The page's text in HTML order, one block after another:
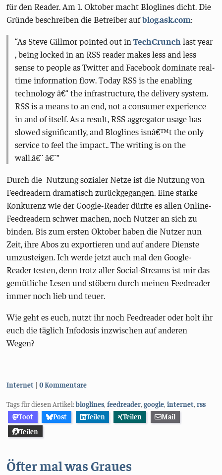
für den Reader. Am 1. Oktober macht Bloglines dicht. Die
Gründe beschreiben die Betreiber aufblog.ask.com:
As Steve Gillmor pointed out inTechCrunch last year
, being locked in an RSS reader makes less and less
sense to people as Twitter and Facebook dominate real-
time information flow. Today RSS is the enabling
technology â€“ the infrastructure, the delivery system.
RSS is a means to an end, not a consumer experience
in and of itself. As a result, RSS aggregator usage has
slowed significantly, and Bloglines isnâ€™t the only
service to feel the impact.. The writing is on the
wall.â€¨ â€¨
Durch die Nutzung sozialer Netze ist die Nutzung von
Feedreadern dramatisch zurückgegangen. Eine starke
Konkurenz wie der Google-Reader dürfte es allen Online-
Feedreadern schwer machen, noch Nutzer an sich zu
binden. Bis zum ersten Oktober haben die Nutzer nun
Zeit, ihre Abos zu exportieren und auf andere Dienste
umzusteigen. Ich werde jetzt auch mal den Google-
Reader testen, denn trotz aller Social-Streams ist mir das
gemütliche Lesen und stöbern durch meinen Feedreader
immer noch lieb und teuer.
Wie geht es euch, nutzt ihr noch Feedreader oder holt ihr
euch die täglich Infodosis inzwischen auf anderen
Wegen?
Kategorien:
Internet 0 Kommentare
Tags für diesen Artikel:bloglines,feedreader,google,internet,rss
Toot
Post Teilen Teilen
Mail
Teilen
Öfter mal was Graues